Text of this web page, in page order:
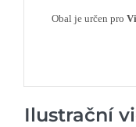
Obal je určen pro
Ilustrační